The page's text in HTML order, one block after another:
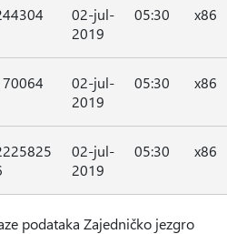
02-jul-
2019
05:30 x86
02-jul-
2019
05:30 x86
02-jul-
2019
05:30 x86
podataka Zajedničko jezgro